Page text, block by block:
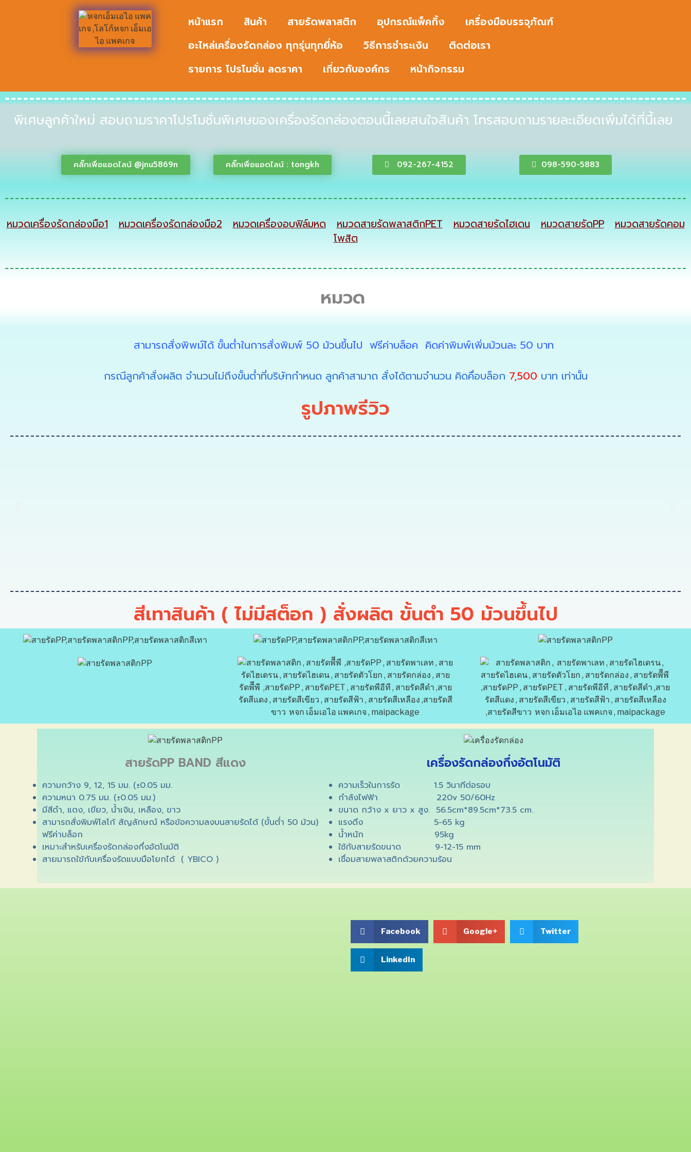
หน้าแรก สินค้า สายรัดพลาสติก อุปกรณ์แพ็คกิ้ง
เครื่องมือบรรจุภัณฑ์
อะไหล่เครื่องรัดกล่อง ทุกรุ่นทุกยี่ห้อ
วิธีการชำระเงิน
ติดต่อเรา
รายการ โปรโมชั่น ลดราคา
เกี่ยวกับองค์กร หน้ากิจกรรม
พิเศษลูกค้าใหม่ สอบถามราคาโปรโมชั่นพิเศษของเครื่องรัดกล่องตอนนี้เลยสนใจสินค้า โทรสอบถามรายละเอียดเพิ่มได้ที่นี้เลย
คลิ๊กเพื่อแอดไลน์ @jnu5869n คลิ๊กเพื่อแอดไลน์ : tongkh 092-267-4152 098-590-5883
หมวดเครื่องรัดกล่องมือ1 หมวดเครื่องรัดกล่องมือ2 หมวดเครื่องอบฟิล์มหด หมวดสายรัดพลาสติกPET หมวดสายรัดไฮเดน หมวดสายรัดPP
หมวดสายรัดคอม
โพสิต
หมวด
สามารถสั่งพิพม์ได้ ขั้นต่ำในการสั่งพิมพ์ 50 ม้วนขึ้นไป ฟรีค่าบล็อค คิดค่าพิมพ์เพิ่มม้วนละ 50 บาท
กรณีลูกค้าสั่งผลิต จำนวนไม่ถึงขั้นต่ำที่บริษัทกำหนด ลูกค้าสามาถ สั่งได้ตามจำนวน คิดคื่อบล็อก 7,500 บาท เท่านั้น
รูปภาพรีวิว
สีเทาสินค้า ( ไม่มีสต็อก ) สั่งผลิต ขั้นตำ 50 ม้วนขึ้นไป
สายรัดPP BAND สีแดง
ความกว้าง 9, 12, 15 มม. (±0.05 มม.
ความหนา 0.75 มม. (±0.05 มม.)
มีสีดำ, แดง, เขียว, น้ำเงิน, เหลือง, ขาว
สามารถสั่งพิมพ์โลโก้ สัญลักษณ์ หรือข้อความลงบนสายรัดได้ (ขั้นต่ำ 50 ม้วน)
ฟรีค่าบล็อก
เหมาะสำหรับเครื่องรัดกล่องกึ่งอัตโนมัติ
สายมารถใข้กับเครื่องรัดแบบมือโยกได้ ( YBICO )
เครื่องรัดกล่องกึ่งอัตโนมัติ
ความเร็วในการรัด 1.5 วินาทีต่อรอบ
กำลังไฟฟ้า 220v 50/60Hz
ขนาด กว้าง x ยาว x สูง. 56.5cm*89.5cm*73.5 cm.
แรงดึง 5-65 kg
น้ำหนัก 95kg
ใช้กับสายรัดขนาด 9-12-15 mm
เชื่อมสายพลาสติกด้วยความร้อน
Facebook Google+ Twitter
LinkedIn